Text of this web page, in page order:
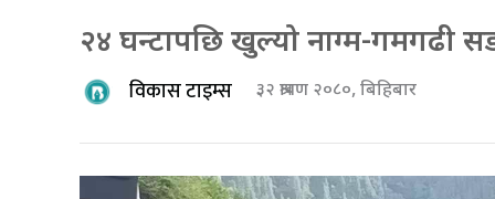
२४ घन्टापछि खुल्यो नाग्म-गमगढी
विकास टाइम्स ३२ श्रावण २०८०, बिहिबार